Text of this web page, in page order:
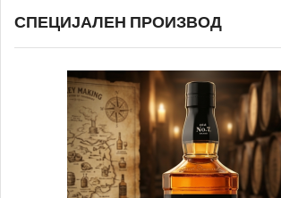
СПЕЦИЈАЛЕН ПРОИЗВОД